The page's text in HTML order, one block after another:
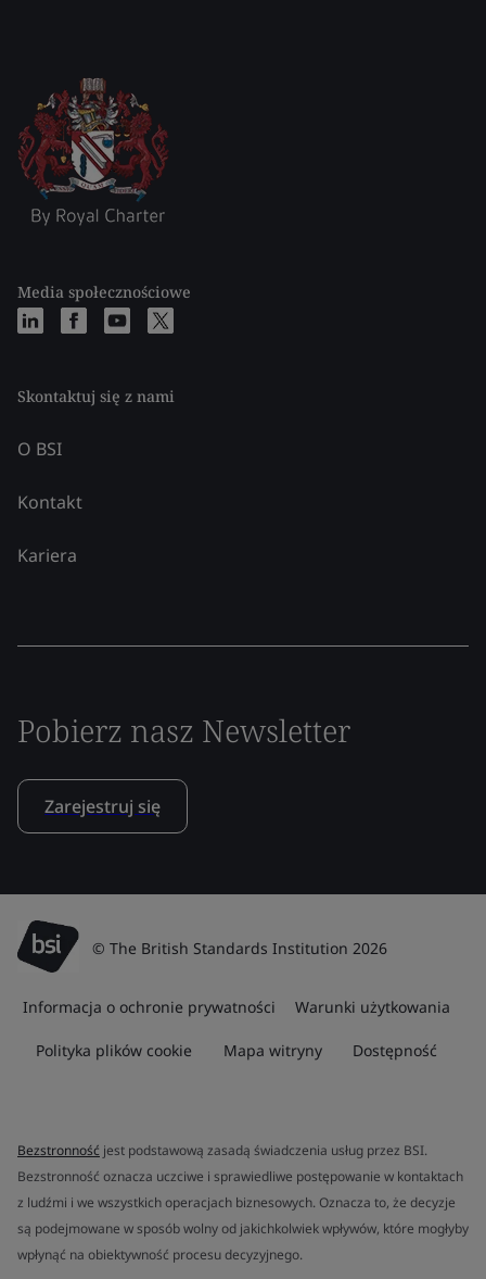
Media społecznościowe
Skontaktuj się z nami
O BSI
Kontakt
Kariera
Pobierz nasz Newsletter
Zarejestruj się
© The British Standards Institution 2026
Informacja o ochronie prywatności Warunki użytkowania
Polityka plików cookie Mapa witryny Dostępność
Bezstronność jest podstawową zasadą świadczenia usług przez BSI.
Bezstronność oznacza uczciwe i sprawiedliwe postępowanie w kontaktach
z ludźmi i we wszystkich operacjach biznesowych. Oznacza to, że decyzje
są podejmowane w sposób wolny od jakichkolwiek wpływów, które mogłyby
wpłynąć na obiektywność procesu decyzyjnego.